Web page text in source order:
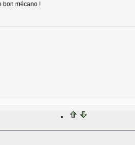
bon mécano !